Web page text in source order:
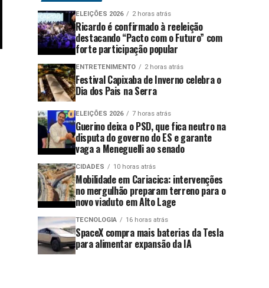
ELEIÇÕES 2026 2 horas atrás
Ricardo é confirmado à reeleição
destacando “Pacto com o Futuro” com
forte participação popular
ENTRETENIMENTO 2 horas atrás
Festival Capixaba de Inverno celebra o
Dia dos Pais na Serra
ELEIÇÕES 2026 7 horas atrás
Guerino deixa o PSD, que fica neutro na
disputa do governo do ES e garante
vaga a Meneguelli ao senado
CIDADES 10 horas atrás
Mobilidade em Cariacica: intervenções
no mergulhão preparam terreno para o
novo viaduto em Alto Lage
TECNOLOGIA 16 horas atrás
SpaceX compra mais baterias da Tesla
para alimentar expansão da IA